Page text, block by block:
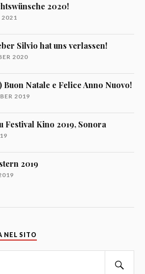
2020!
2021
Silvio hat uns verlassen!
2020
Buon Natale e Felice Anno Nuovo!
2019
Festival Kino 2019, Sonora
2019
NEL SITO